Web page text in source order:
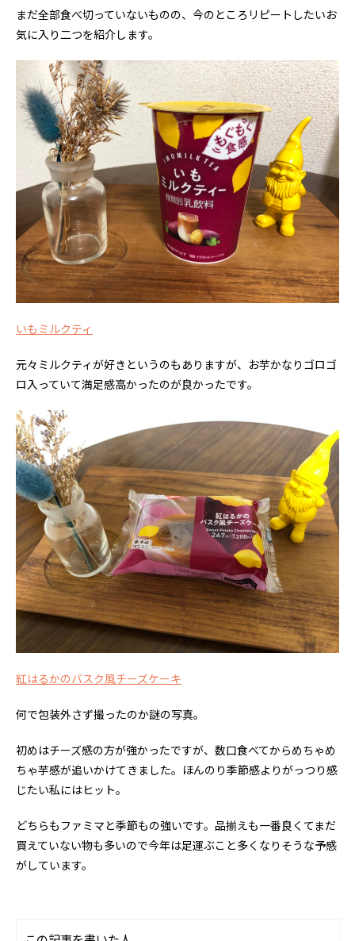
まだ全部食べ切っていないものの、今のところリピートしたいお
気に入り二つを紹介します。
いもミルクティ
元々ミルクティが好きというのもありますが、お芋かなりゴロゴ
ロ入っていて満足感高かったのが良かったです。
紅はるかのバスク風チーズケーキ
何で包装外さず撮ったのか謎の写真。
初めはチーズ感の方が強かったですが、数口食べてからめちゃめ
ちゃ芋感が追いかけてきました。ほんのり季節感よりがっつり感
じたい私にはヒット。
どちらもファミマと季節もの強いです。品揃えも一番良くてまだ
買えていない物も多いので今年は足運ぶこと多くなりそうな予感
がしています。